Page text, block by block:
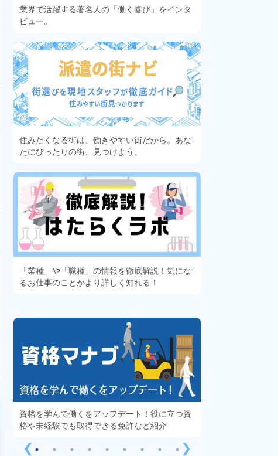
業界で活躍する著名人の「働く喜び」をインタ
ビュー。
住みたくなる街は、働きやすい街だから。あな
たにぴったりの街、見つけよう。
「業種」や「職種」の情報を徹底解説！気にな
るお仕事のことがより詳しく知れる！
❮
資格を学んで働くをアップデート！役に立つ資
格や未経験でも取得できる免許など紹介
❯